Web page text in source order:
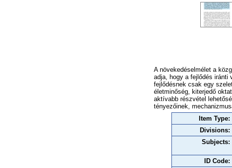
A növekedéselmélet a
adja, hogy a fejlődés iránti
fejlődésnek csak egy
életminőség, kiterjedő
aktívabb részvétel
tényezőinek,
Item Type:
Divisions:
Subjects:
ID Code: